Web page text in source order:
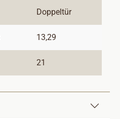
Doppeltür
13,29
21